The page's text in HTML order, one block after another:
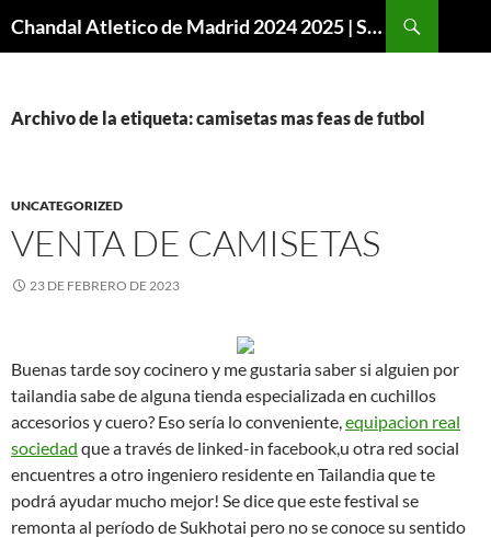
Chandal Atletico de Madrid 2024 2025 | SuperVigo
Archivo de la etiqueta: camisetas mas feas de futbol
UNCATEGORIZED
VENTA DE CAMISETAS
23 DE FEBRERO DE 2023
Buenas tarde soy cocinero y me gustaria saber si alguien por
tailandia sabe de alguna tienda especializada en cuchillos
accesorios y cuero? Eso sería lo conveniente,equipacion real
sociedad que a través de linked-in facebook,u otra red social
encuentres a otro ingeniero residente en Tailandia que te
podrá ayudar mucho mejor! Se dice que este festival se
remonta al período de Sukhotai pero no se conoce su sentido